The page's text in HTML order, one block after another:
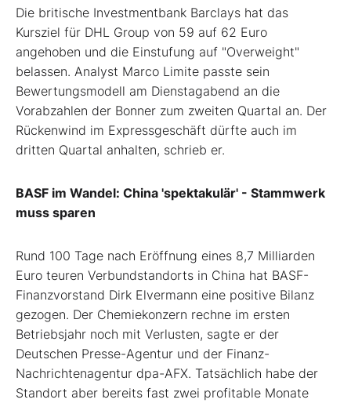
Die britische Investmentbank Barclays hat das
Kursziel für DHL Group von 59 auf 62 Euro
angehoben und die Einstufung auf "Overweight"
belassen. Analyst Marco Limite passte sein
Bewertungsmodell am Dienstagabend an die
Vorabzahlen der Bonner zum zweiten Quartal an. Der
Rückenwind im Expressgeschäft dürfte auch im
dritten Quartal anhalten, schrieb er.
BASF im Wandel: China 'spektakulär' - Stammwerk
muss sparen
Rund 100 Tage nach Eröffnung eines 8,7 Milliarden
Euro teuren Verbundstandorts in China hat BASF-
Finanzvorstand Dirk Elvermann eine positive Bilanz
gezogen. Der Chemiekonzern rechne im ersten
Betriebsjahr noch mit Verlusten, sagte er der
Deutschen Presse-Agentur und der Finanz-
Nachrichtenagentur dpa-AFX. Tatsächlich habe der
Standort aber bereits fast zwei profitable Monate